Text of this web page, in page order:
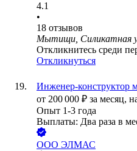
4.1
•
18 отзывов
Мытищи, Силикатная
Откликнитесь среди
Откликнуться
Инженер-конструктор
от 200 000 ₽ за месяц,
Опыт 1-3 года
Выплаты: Два раза в
ООО ЭЛМАС